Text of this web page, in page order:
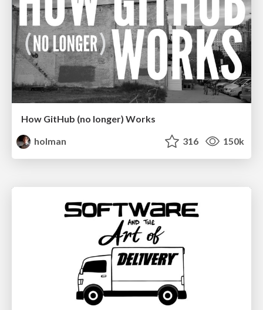
How GitHub (no longer) Works
holman
316 150k